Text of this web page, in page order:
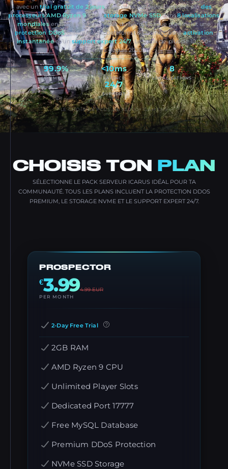
avec un trial gratuit de 2 jours, sans carte bancaire. Propulsé pardes
processeurs AMD Ryzen 9et dustorage NVMe SSDdans8 localisations
mondialesen Europe et Amérique du Nord. Chaque plan inclut une
protection DDoSenterprise de Dataforest & CosmicGuard,activation
instantanéeet un support expert 24/7. Le choix de plus de 10,000+
gamers depuis 2020.
99.9%
UPTIME SLA
<10ms
LATENCE
8
LOCALISATIONS
24/7
SUPPORT
LE CHOIX DE PLUS DE 10,000+ GAMERS
CHOISIS TON PLAN
SÉLECTIONNE LE PACK SERVEUR ICARUS IDÉAL POUR TA
COMMUNAUTÉ. TOUS LES PLANS INCLUENT LA PROTECTION DDOS
PREMIUM, LE STORAGE NVME ET LE SUPPORT EXPERT 24/7.
PROSPECTOR
€3.994.99EUR
PER MONTH
2-Day Free Trial
2GB RAM
AMD Ryzen 9 CPU
Unlimited Player Slots
Dedicated Port 17777
Free MySQL Database
Premium DDoS Protection
NVMe SSD Storage